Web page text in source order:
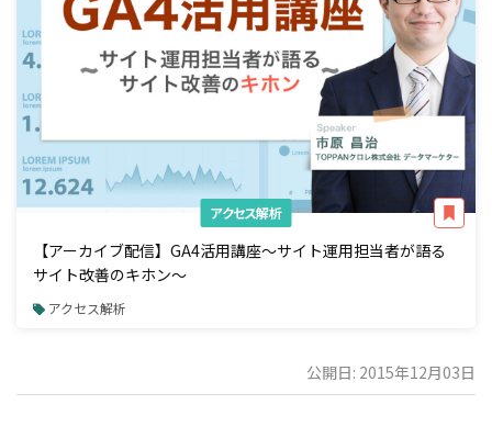
アクセス解析
【アーカイブ配信】GA4活用講座～サイト運用担当者が語る
サイト改善のキホン～
アクセス解析
公開日: 2015年12月03日